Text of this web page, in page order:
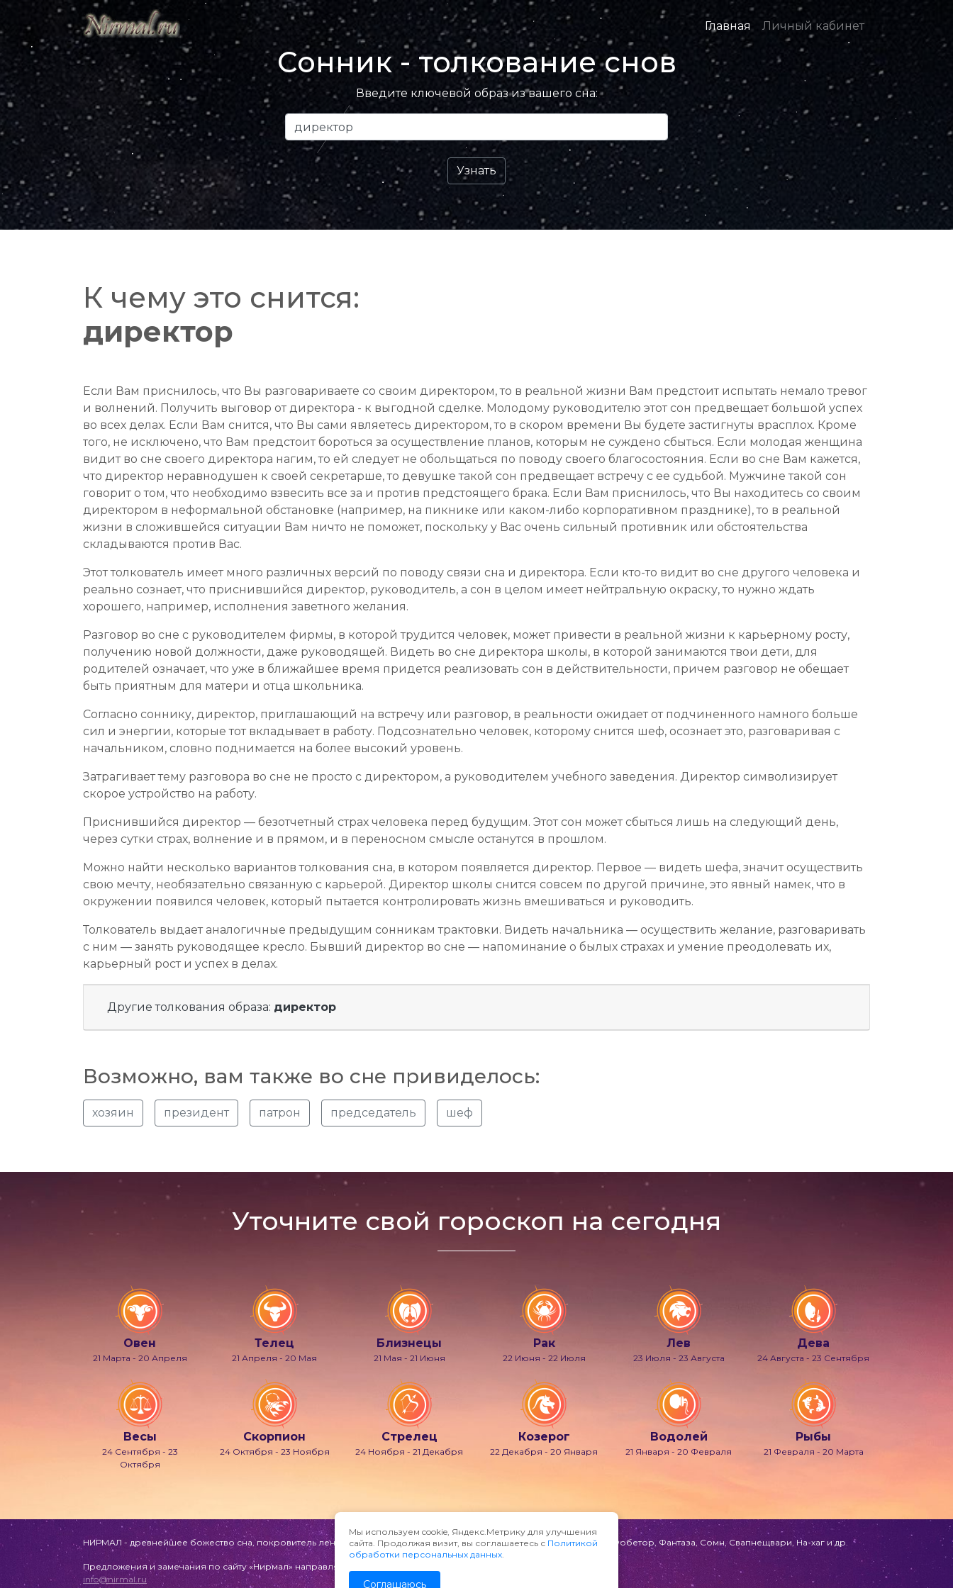
Главная Личный кабинет
Сонник - толкование снов
Введите ключевой образ из вашего сна:
К чему это снится:
директор
Если Вам приснилось, что Вы разговариваете со своим директором, то в реальной жизни Вам предстоит испытать немало тревог
и волнений. Получить выговор от директора - к выгодной сделке. Молодому руководителю этот сон предвещает большой успех
во всех делах. Если Вам снится, что Вы сами являетесь директором, то в скором времени Вы будете застигнуты врасплох. Кроме
того, не исключено, что Вам предстоит бороться за осуществление планов, которым не суждено сбыться. Если молодая женщина
видит во сне своего директора нагим, то ей следует не обольщаться по поводу своего благосостояния. Если во сне Вам кажется,
что директор неравнодушен к своей секретарше, то девушке такой сон предвещает встречу с ее судьбой. Мужчине такой сон
говорит о том, что необходимо взвесить все за и против предстоящего брака. Если Вам приснилось, что Вы находитесь со своим
директором в неформальной обстановке (например, на пикнике или каком-либо корпоративном празднике), то в реальной
жизни в сложившейся ситуации Вам ничто не поможет, поскольку у Вас очень сильный противник или обстоятельства
складываются против Вас.
Этот толкователь имеет много различных версий по поводу связи сна и директора. Если кто-то видит во сне другого человека и
реально сознает, что приснившийся директор, руководитель, а сон в целом имеет нейтральную окраску, то нужно ждать
хорошего, например, исполнения заветного желания.
Разговор во сне с руководителем фирмы, в которой трудится человек, может привести в реальной жизни к карьерному росту,
получению новой должности, даже руководящей. Видеть во сне директора школы, в которой занимаются твои дети, для
родителей означает, что уже в ближайшее время придется реализовать сон в действительности, причем разговор не обещает
быть приятным для матери и отца школьника.
Согласно соннику, директор, приглашающий на встречу или разговор, в реальности ожидает от подчиненного намного больше
сил и энергии, которые тот вкладывает в работу. Подсознательно человек, которому снится шеф, осознает это, разговаривая с
начальником, словно поднимается на более высокий уровень.
Затрагивает тему разговора во сне не просто с директором, а руководителем учебного заведения. Директор символизирует
скорое устройство на работу.
Приснившийся директор — безотчетный страх человека перед будущим. Этот сон может сбыться лишь на следующий день,
через сутки страх, волнение и в прямом, и в переносном смысле останутся в прошлом.
Можно найти несколько вариантов толкования сна, в котором появляется директор. Первое — видеть шефа, значит осуществить
свою мечту, необязательно связанную с карьерой. Директор школы снится совсем по другой причине, это явный намек, что в
окружении появился человек, который пытается контролировать жизнь вмешиваться и руководить.
Толкователь выдает аналогичные предыдущим сонникам трактовки. Видеть начальника — осуществить желание, разговаривать
с ним — занять руководящее кресло. Бывший директор во сне — напоминание о былых страхах и умение преодолевать их,
карьерный рост и успех в делах.
Другие толкования образа: директор
Возможно, вам также во сне привиделось:
хозяин президент патрон председатель шеф
Уточните свой гороскоп на сегодня
Овен
21 Марта - 20 Апреля
Телец
21 Апреля - 20 Мая
Близнецы
21 Мая - 21 Июня
Рак
22 Июня - 22 Июля
Лев
23 Июля - 23 Августа
Дева
24 Августа - 23 Сентября
Весы
24 Сентября - 23
Октября
Скорпион
24 Октября - 23 Ноября
Стрелец
24 Ноября - 21 Декабря
Козерог
22 Декабря - 20 Января
Водолей
21 Января - 20 Февраля
Рыбы
21 Февраля - 20 Марта
НИРМАЛ - древнейшее божество сна, покровитель лени и мечтаний, также известно под именами Гипнос, Морфей, Фобетор, Фантаза, Сомн, Свапнещвари, На-хаг и др.
Предложения и замечания по сайту «Нирмал» направляйте по адресу:
info@nirmal.ru
Мы используем cookie, Яндекс.Метрику для улучшения
сайта. Продолжая визит, вы соглашаетесь с Политикой
обработки персональных данных.
Соглашаюсь